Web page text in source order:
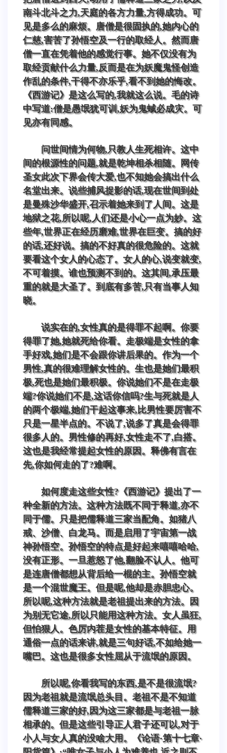
南斗北斗之力,天庭的各方力量,方得成功。可
见是多么的麻烦。唐僧是很固执的,她内心的
仁慈,害苦了孙悟空及一行的取经人。然而唐
僧一直在凭着他的感觉行事。她不仅没有为
取经贡献什么力量,反而是在为妖魔鬼怪创造
作乱的条件,干得不亦乐乎,看不到她的悔改。
《西游记》是这么写的,我就这么说。毛的诗
中写道:僧是愚氓犹可训,妖为鬼蜮必成灾。可
见亦有同感。
问世间情为何物,只教人生死相许。这中
间的根源性的问题,就是乾坤相杀相随。网传
圣女此次下界会传大爱,也不知她会搞出什么
名堂出来。说些捕风捉影的话,现在世间到处
是曼殊沙华盛开,召示着她来到了人间。这是
地狱之花,所以呢,人们还是小心一点为妙。这
些年,世界正在经历磨难,世界在巨变。搞的好
的话,还好说。搞的不好真的很危险的。这就
要看这个女人的心态了。女人的心,说变就变,
不可着摸。谁也预测不到的。这其间,承压最
重的就是大圣了。到底有多苦,只有当事人知
晓。
说实在的,女性真的是得罪不起啊。你要
得罪了她,她就死给你看。走极端是女性的拿
手好戏,她们是不会跟你讲后果的。作为一个
男性,真的很难理解女性的。生也是她们最积
极,死也是她们最积极。你说她们不是在走极
端?你说她们不是,这话你信吗?生与死就是人
的两个极端,她们干起这事来,比男性要厉害不
只是一星半点的。不说了,说多了真是会得罪
很多人的。男性修的再好,女性走不了,白搭。
这也是我经常提起女性的原因。释佛有言在
先,你如何走的了?难啊。
如何度走这些女性?《西游记》提出了一
种全新的方法。这种方法既不同于释道,亦不
同于儒。只是把儒释道三家当配角。如猪八
戒、沙僧、白龙马。而是启用了宇宙第一战
神孙悟空。孙悟空的特点是好起来嘻嘻哈哈,
没有正形。一旦惹怒了他,翻脸不认人。他可
是连唐僧都想从背后给一棍的主。孙悟空就
是一个混世魔王。但是呢,他却是赤胆忠心。
所以呢,这种方法就是老祖提出来的方法。因
为别无它途,所以只能用这种方法。女人虽狂,
但怕狠人。色厉内茬是女性的基本特征。用
通俗一点的话来讲,就是三句好话,不如给她一
嘴巴。这也是很多女性屈从于流氓的原因。
所以呢,你看我写的东西,是不是很流氓?
因为老祖就是流氓总头目。老祖不是不知道
儒释道三家的好,因为这三家都是与老祖一脉
相承的。但是这些引导正人君子还可以,对于
小人与女人真的没啥大用。《论语·第十七章·